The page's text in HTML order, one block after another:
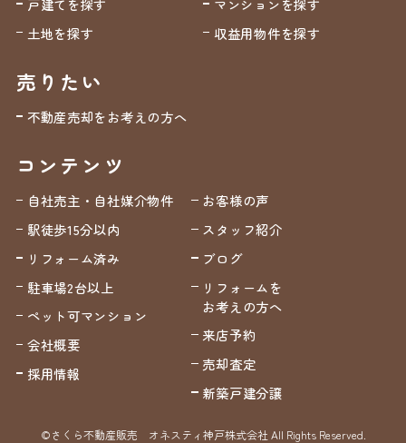
戸建てを探す
マンションを探す
土地を探す
収益用物件を探す
売りたい
不動産売却をお考えの方へ
コンテンツ
自社売主・自社媒介物件
駅徒歩15分以内
リフォーム済み
駐車場2台以上
ペット可マンション
会社概要
採用情報
お客様の声
スタッフ紹介
ブログ
リフォームを
お考えの方へ
来店予約
売却査定
新築戸建分譲
©さくら不動産販売 オネスティ神戸株式会社 All Rights Reserved.